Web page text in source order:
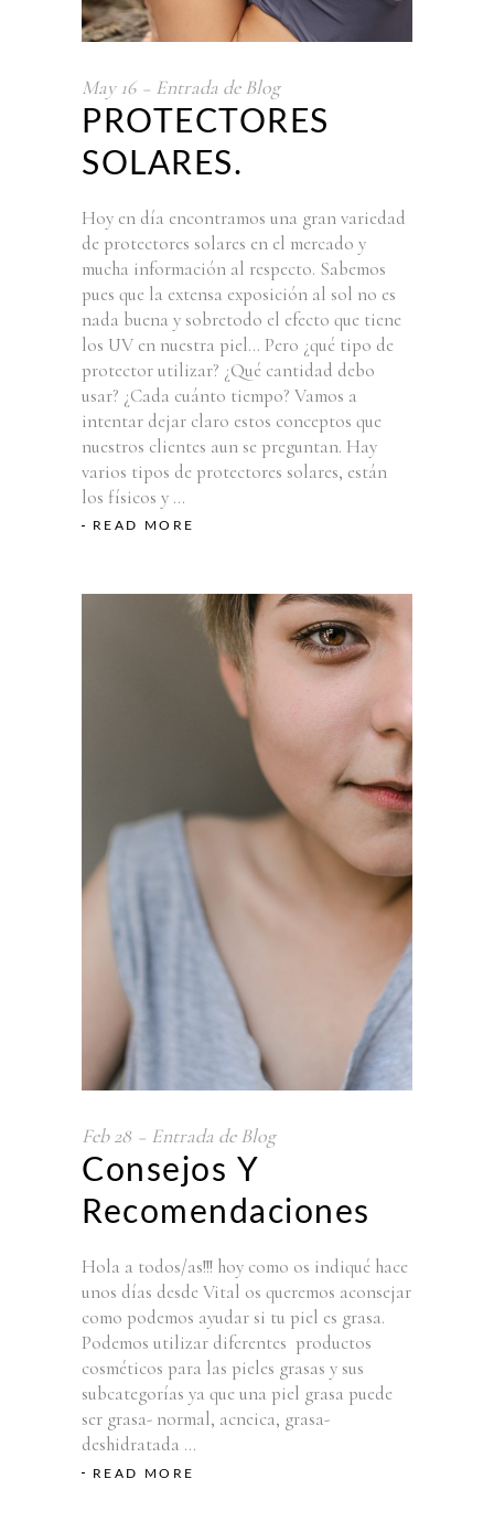
May 16 Entrada de Blog
PROTECTORES
SOLARES.
Hoy en día encontramos una gran variedad
de protectores solares en el mercado y
mucha información al respecto. Sabemos
pues que la extensa exposición al sol no es
nada buena y sobretodo el efecto que tiene
los UV en nuestra piel… Pero ¿qué tipo de
protector utilizar? ¿Qué cantidad debo
usar? ¿Cada cuánto tiempo? Vamos a
intentar dejar claro estos conceptos que
nuestros clientes aun se preguntan. Hay
varios tipos de protectores solares, están
los físicos y
READ MORE
Feb 28 Entrada de Blog
Consejos Y
Recomendaciones
Hola a todos/as!!! hoy como os indiqué hace
unos días desde Vital os queremos aconsejar
como podemos ayudar si tu piel es grasa.
Podemos utilizar diferentes productos
cosméticos para las pieles grasas y sus
subcategorías ya que una piel grasa puede
ser grasa- normal, acneica, grasa-
deshidratada
READ MORE